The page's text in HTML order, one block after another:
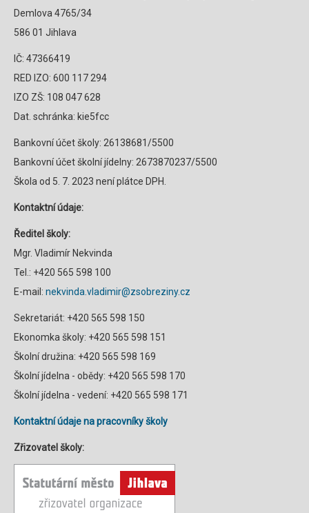
Demlova 4765/34
586 01 Jihlava
IČ: 47366419
RED IZO: 600 117 294
IZO ZŠ: 108 047 628
Dat. schránka: kie5fcc
Bankovní účet školy: 26138681/5500
Bankovní účet školní jídelny: 2673870237/5500
Škola od 5. 7. 2023 není plátce DPH.
Kontaktní údaje:
Ředitel školy:
Mgr. Vladimír Nekvinda
Tel.: +420 565 598 100
E-mail: nekvinda.vladimir@zsobreziny.cz
Sekretariát: +420 565 598 150
Ekonomka školy: +420 565 598 151
Školní družina: +420 565 598 169
Školní jídelna - obědy: +420 565 598 170
Školní jídelna - vedení: +420 565 598 171
Kontaktní údaje na pracovníky školy
Zřizovatel školy: